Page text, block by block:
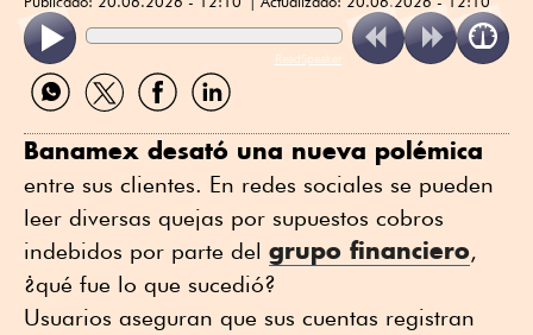
ReadSpeaker
Compartir
por
Compartir
por
Compartir
por
Compartir
por
Banamex desató una nueva polémica
entre sus clientes. En redes sociales se pueden
leer diversas quejas por supuestos cobros
indebidos por parte del grupo financiero,
¿qué fue lo que sucedió?
Usuarios aseguran que sus cuentas registran